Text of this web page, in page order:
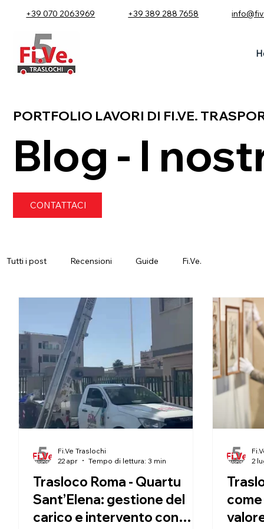
+39 070 2063969 +39 389 288 7658
PORTFOLIO LAVORI DI FI.VE.
Blog - I
CONTATTACI
Tutti i post Recensioni Guide Fi.Ve.
Trasloco Roma - Quartu
Sant’Elena: gestione del
carico e intervento con
Fi.Ve Traslochi
22 apr
Tempo di lettura: 3 min
2